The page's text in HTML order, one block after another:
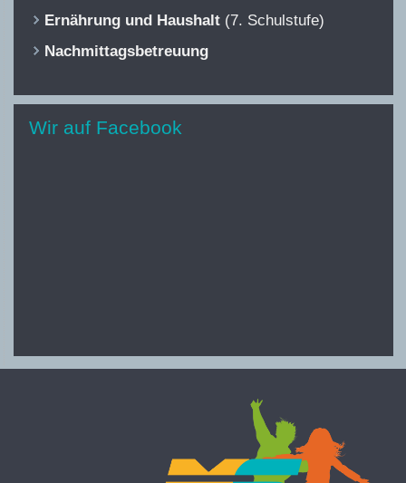
Ernährung und Haushalt (7. Schulstufe)
Nachmittagsbetreuung
Wir auf Facebook